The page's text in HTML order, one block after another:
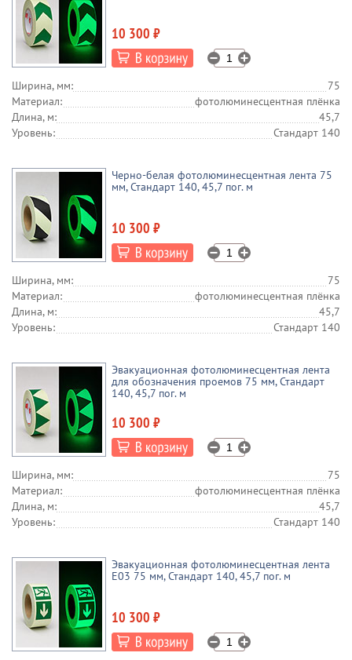
10 300 ₽
Ширина, мм:
75
Материал:
фотолюминесцентная плёнка
Длина, м:
45,7
Уровень:
Стандарт 140
Черно-белая фотолюминесцентная лента 75
мм, Стандарт 140, 45,7 пог. м
10 300 ₽
Ширина, мм:
75
Материал:
фотолюминесцентная плёнка
Длина, м:
45,7
Уровень:
Стандарт 140
Эвакуационная фотолюминесцентная лента
для обозначения проемов 75 мм, Стандарт
140, 45,7 пог. м
10 300 ₽
Ширина, мм:
75
Материал:
фотолюминесцентная плёнка
Длина, м:
45,7
Уровень:
Стандарт 140
Эвакуационная фотолюминесцентная лента
E03 75 мм, Стандарт 140, 45,7 пог. м
10 300 ₽